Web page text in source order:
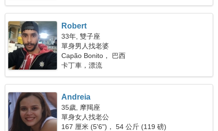
Robert
33年, 雙子座
單身男人找老婆
Capão Bonito， 巴西
卡丁車，漂流
Andreia
35歲, 摩羯座
單身女人找老公
167 厘米 (5'6")， 54 公斤 (119 磅)